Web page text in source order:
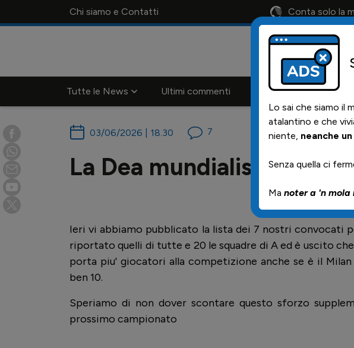
Chi siamo e Contatti Conta solo la
Tutte le News Ultimi commenti Calendario Il 12°
03/06/2026 | 18.30 7
La Dea mundialista
Ieri vi abbiamo pubblicato la lista dei 7 nostri convocati
riportato quelli di tutte e 20 le squadre di A ed è uscito
porta piu' giocatori alla competizione anche se è il
ben 10.
Speriamo di non dover scontare questo sforzo
prossimo campionato
Lo sai che siamo il
atalantino e che
niente, neanche
Senza quella ci
Ma noter a 'n mola